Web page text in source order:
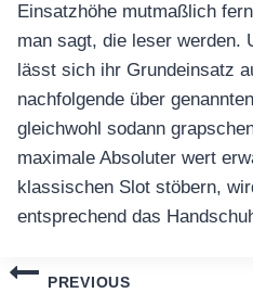
Einsatzhöhe mutmaßlich
man sagt, die leser werden.
lässt sich ihr Grundeinsatz
nachfolgende über
gleichwohl sodann
maximale Absoluter wert
klassischen Slot stöbern,
entsprechend das
แนะแนว
PREVIOUS